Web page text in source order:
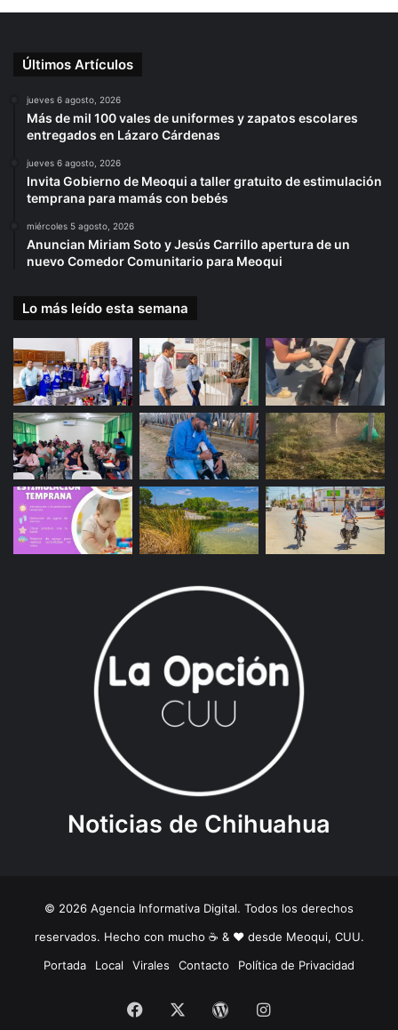
Últimos Artículos
jueves 6 agosto, 2026
Más de mil 100 vales de uniformes y zapatos escolares
entregados en Lázaro Cárdenas
jueves 6 agosto, 2026
Invita Gobierno de Meoqui a taller gratuito de estimulación
temprana para mamás con bebés
miércoles 5 agosto, 2026
Anuncian Miriam Soto y Jesús Carrillo apertura de un
nuevo Comedor Comunitario para Meoqui
Lo más leído esta semana
Noticias de Chihuahua
© 2026 Agencia Informativa Digital. Todos los derechos
reservados. Hecho con mucho ☕️ & ❤️ desde Meoqui, CUU.
Portada
Local Virales Contacto Política de Privacidad
Facebook WordPressInstagram